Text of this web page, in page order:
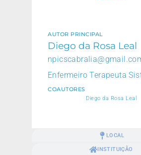
LOCAL
INSTITUIÇÃO
AUTOR PRINCIPAL
Diego da Rosa Leal
Enfermeiro Terapeuta
COAUTORES
Diego da Rosa Leal